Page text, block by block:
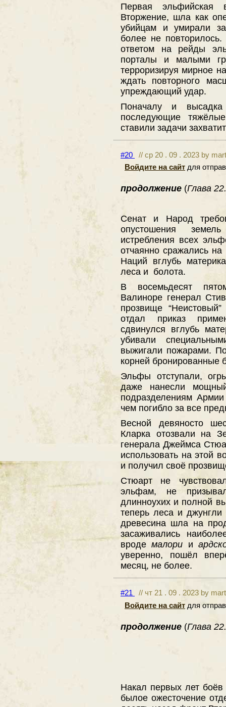
Первая
Вторжение, шла как
убийцам и умирали
более не
ответом на рейды
порталы и малыми
терроризируя мирное
ждать повторного
упреждающий удар.
Поначалу и
последующие
ставили задачи
#20
// ср 20 . 09 . 2023 by
Войдите на сайт для
продолжение (Глава
Сенат и Народ
опустошения
истребления всех
отчаянно сражались
Наций вглубь
леса и болота.
В восемьдесят
Валиноре генерал
прозвище
отдал приказ
сдвинулся вглубь
убивали
выжигали пожарами.
корней бронированные
Эльфы отступали,
даже нанесли
подразделениям
чем погибло за все
Весной девяносто
Кларка отозвали на
генерала Джеймса
использовать на этой
и получил своё
Стюарт не
эльфам, не
длинноухих и полной
теперь леса и джунгли
древесина шла на
засаживались
вродемалори и
уверенно, пошёл
месяц, не более.
#21
// чт 21 . 09 . 2023 by
Войдите на сайт для
продолжение (Глава
Накал первых лет
былое ожесточение